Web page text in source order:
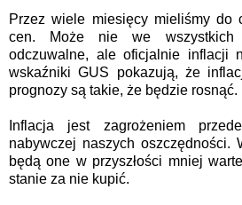
Przez wiele miesięcy mieliśmy do
cen. Może nie we wszystkich
odczuwalne, ale oficjalnie inflacji
wskaźniki GUS pokazują, że
prognozy są takie, że będzie rosnąć.
Inflacja jest zagrożeniem
nabywczej naszych oszczędności.
będą one w przyszłości mniej
stanie za nie kupić.